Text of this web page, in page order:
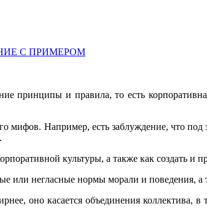
С ПРИМЕРОМ
принципы и правила, то есть
мифов. Например, есть заблуждение, что
культуры, а также как создать
или негласные нормы морали и поведения, а
оно касается объединения коллектива,